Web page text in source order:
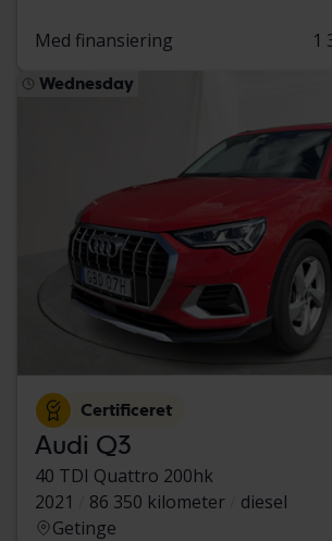
Med finansiering
1
Wednesday
Certificeret
Audi Q3
40 TDI Quattro 200hk
2021
86 350 kilometer
diesel
Getinge